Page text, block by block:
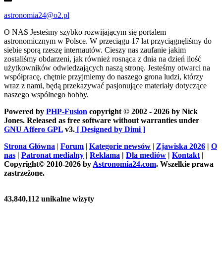
astronomia24@o2.pl
O NAS Jesteśmy szybko rozwijającym się portalem
astronomicznym w Polsce. W przeciągu 17 lat przyciągnęliśmy do
siebie sporą rzeszę internautów. Cieszy nas zaufanie jakim
zostaliśmy obdarzeni, jak również rosnąca z dnia na dzień ilość
użytkowników odwiedzających naszą stronę. Jesteśmy otwarci na
współpracę, chętnie przyjmiemy do naszego grona ludzi, którzy
wraz z nami, będą przekazywać pasjonujące materiały dotyczące
naszego wspólnego hobby.
Powered by PHP-Fusion copyright © 2002 - 2026 by Nick
Jones. Released as free software without warranties under
GNU Affero GPL v3. [ Designed by Dimi ]
Strona Główna | Forum | Kategorie newsów | Zjawiska 2026 | O
nas | Patronat medialny | Reklama | Dla mediów | Kontakt |
Copyright© 2010-2026 by Astronomia24.com. Wszelkie prawa
zastrzeżone.
43,840,112 unikalne wizyty